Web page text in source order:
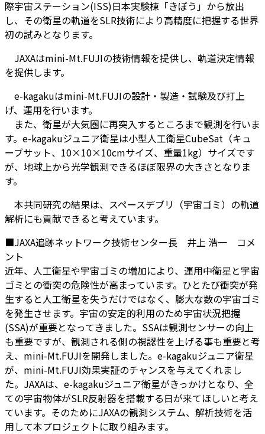
際宇宙ステーション(ISS)日本実験棟「きぼう」から放出
し、その衛星の軌道をSLR技術により高精度に把握する世界
初の試みとなります。
JAXAはmini-Mt.FUJIの技術情報を提供し、軌道決定情報
を提供します。
e-kagakuはmini-Mt.FUJIの設計・製造・試験及び打上
げ、運用を行います。
また、衛星が大気圏に再突入するところまで観測を行いま
す。e-kagakuジュニア衛星は小型人工衛星CubeSat（キュ
ーブサット、10×10×10cmサイズ、重量1kg）サイズです
が、地球上から光学観測できるほぼ限界の大きさとなりま
す。
本共同研究の結果は、スペースデブリ（宇宙ゴミ）の軌道
解析にも貢献できると考えています。
■JAXA追跡ネットワーク技術センター長 井上 浩一 コメ
ント
近年、人工衛星や宇宙ゴミの増加により、運用中衛星と宇宙
ゴミとの衝突の危険性が高まっています。ひとたび衝突が発
生すると人工衛星を失うだけではなく、膨大な数の宇宙ゴミ
を発生させます。宇宙の安定的利用のため宇宙状況把握
(SSA)が重要となってきました。SSAは観測センサーの向上
も重要ですが、観測される側の視認性を上げる事も重要と考
え、mini-Mt.FUJIを開発しました。e-kagakuジュニア衛星
が、mini-Mt.FUJI効果実証のチャンスを与えてくれまし
た。JAXAは、e-kagakuジュニア衛星がきっかけとなり、全
ての宇宙物体がSLR反射器を搭載する日が来てほしいと考え
ています。そのためにJAXAの観測システム、解析技術を活
用して本プロジェクトに取り組みます。